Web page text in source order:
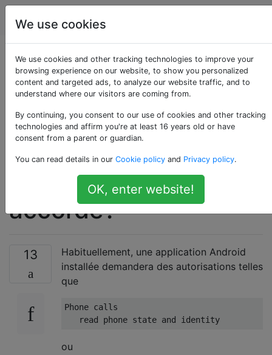
Android
Existe-t-il une liste
qui explique les
risques liés à chaque
type d'autorisation
d'application
accordé?
13
Habituellement, une application Android
installée demandera des autorisations telles
que
Phone calls
ou
We use cookies
We use cookies and other tracking technologies to improve your
browsing experience on our website, to show you personalized
content and targeted ads, to analyze our website traffic, and to
understand where our visitors are coming from.
By continuing, you consent to our use of cookies and other tracking
technologies and affirm you're at least 16 years old or have
consent from a parent or guardian.
You can read details in our Cookie policy and Privacy policy.
OK, enter website!